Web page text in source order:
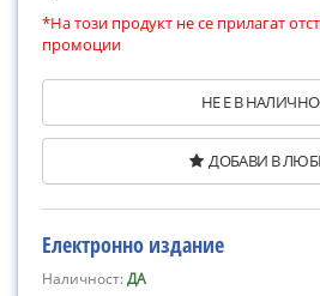
*На този продукт не се прилагат
промоции
НЕ Е В
ДОБАВИ В
Електронно издание
Наличност:ДА